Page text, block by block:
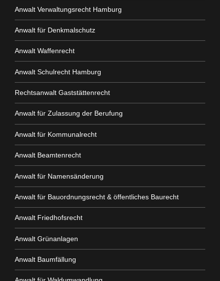
Anwalt Verwaltungsrecht Hamburg
Anwalt für Denkmalschutz
Anwalt Waffenrecht
Anwalt Schulrecht Hamburg
Rechtsanwalt Gaststättenrecht
Anwalt für Zulassung der Berufung
Anwalt für Kommunalrecht
Anwalt Beamtenrecht
Anwalt für Namensänderung
Anwalt für Bauordnungsrecht & öffentliches Baurecht
Anwalt Friedhofsrecht
Anwalt Grünanlagen
Anwalt Baumfällung